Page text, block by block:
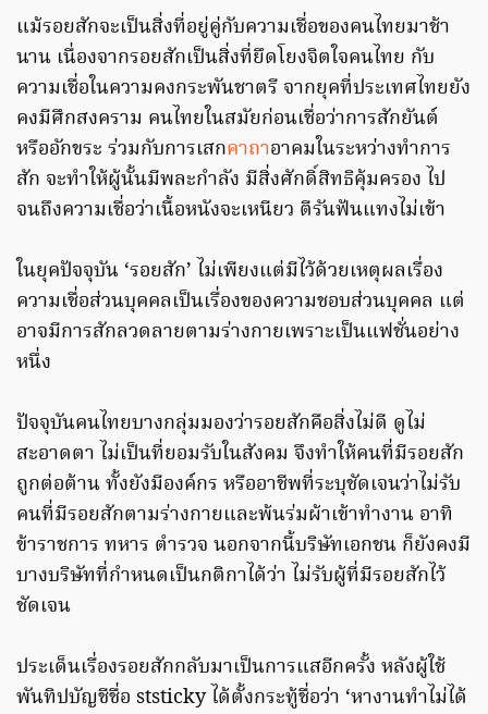
แม้รอยสักจะเป็นสิ่งที่อยู่คู่กับความเชื่อของคนไทยมาช้า
นาน เนื่องจากรอยสักเป็นสิ่งที่ยึดโยงจิตใจคนไทย กับ
ความเชื่อในความคงกระพันชาตรี จากยุคที่ประเทศไทยยัง
คงมีศึกสงคราม คนไทยในสมัยก่อนเชื่อว่าการสักยันต์
หรืออักขระ ร่วมกับการเสกคาถาอาคมในระหว่างทำการ
สัก จะทำให้ผู้นั้นมีพละกำลัง มีสิ่งศักดิ์สิทธิคุ้มครอง ไป
จนถึงความเชื่อว่าเนื้อหนังจะเหนียว ตีรันฟันแทงไม่เข้า
ในยุคปัจจุบัน ‘รอยสัก’ ไม่เพียงแต่มีไว้ด้วยเหตุผลเรื่อง
ความเชื่อส่วนบุคคลเป็นเรื่องของความชอบส่วนบุคคล แต่
อาจมีการสักลวดลายตามร่างกายเพราะเป็นแฟชั่นอย่าง
หนึ่ง
ปัจจุบันคนไทยบางกลุ่มมองว่ารอยสักคือสิ่งไม่ดี ดูไม่
สะอาดตา ไม่เป็นที่ยอมรับในสังคม จึงทำให้คนที่มีรอยสัก
ถูกต่อต้าน ทั้งยังมีองค์กร หรืออาชีพที่ระบุชัดเจนว่าไม่รับ
คนที่มีรอยสักตามร่างกายและพ้นร่มผ้าเข้าทำงาน อาทิ
ข้าราชการ ทหาร ตำรวจ นอกจากนี้บริษัทเอกชน ก็ยังคงมี
บางบริษัทที่กำหนดเป็นกติกาได้ว่า ไม่รับผู้ที่มีรอยสักไว้
ชัดเจน
ประเด็นเรื่องรอยสักกลับมาเป็นการแสอีกครั้ง หลังผู้ใช้
พันทิปบัญชีชื่อ ststicky ได้ตั้งกระทู้ชื่อว่า ‘หางานทำไม่ได้